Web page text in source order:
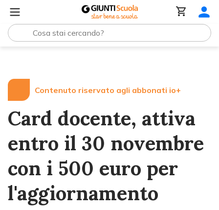
Contenuto riservato agli abbonati io+
Card docente, attiva
entro il 30 novembre
con i 500 euro per
l'aggiornamento